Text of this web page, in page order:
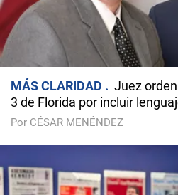
MÁS CLARIDAD
Juez
3 de Florida por incluir
Por CÉSAR MENÉNDEZ